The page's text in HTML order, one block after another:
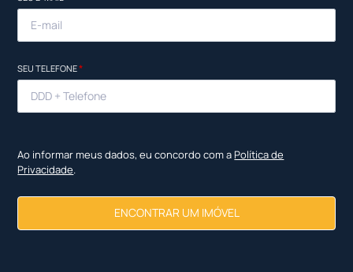
SEU TELEFONE*
Ao informar meus dados, eu concordo com a Política de
Privacidade.
ENCONTRAR UM IMÓVEL